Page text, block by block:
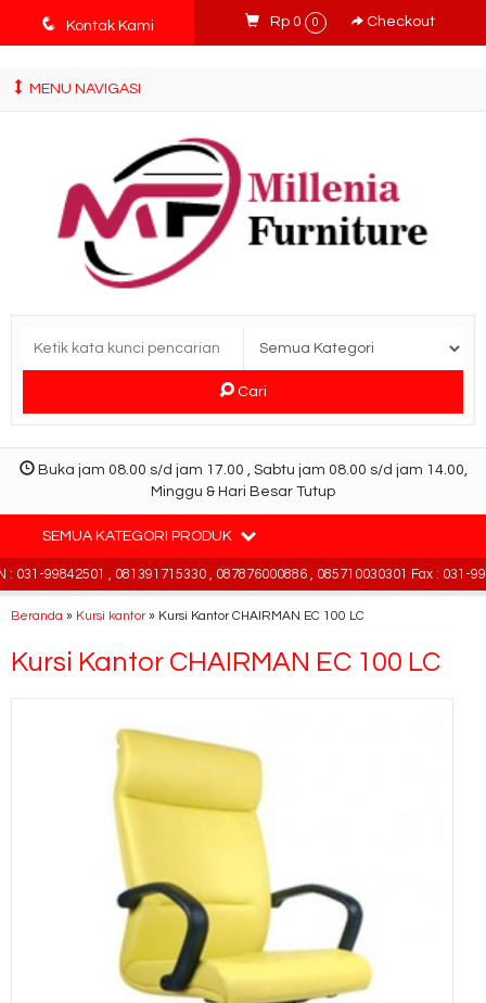
tv3ISbyqwvMDypa7aIfj2FUlPKawe7X5fX5v6wsT4Ns
q Kontak Kami Rp 0 0 Checkout
MENU NAVIGASI
Cari
Buka jam 08.00 s/d jam 17.00 , Sabtu jam 08.00 s/d jam 14.00,
Minggu & Hari Besar Tutup
SEMUA KATEGORI PRODUK
031-99842501 , 081391715330 , 087876000886 , 085710030301 Fax : 031-
Beranda » Kursi kantor» Kursi Kantor CHAIRMAN EC 100 LC
Kursi Kantor CHAIRMAN EC 100 LC